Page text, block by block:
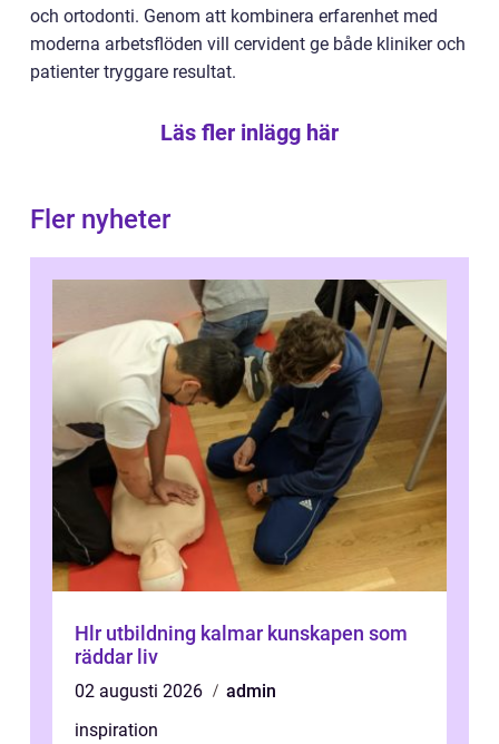
och ortodonti. Genom att kombinera erfarenhet med
moderna arbetsflöden vill cervident ge både kliniker och
patienter tryggare resultat.
Läs fler inlägg här
Fler nyheter
Hlr utbildning kalmar kunskapen som
räddar liv
02 augusti 2026
admin
inspiration